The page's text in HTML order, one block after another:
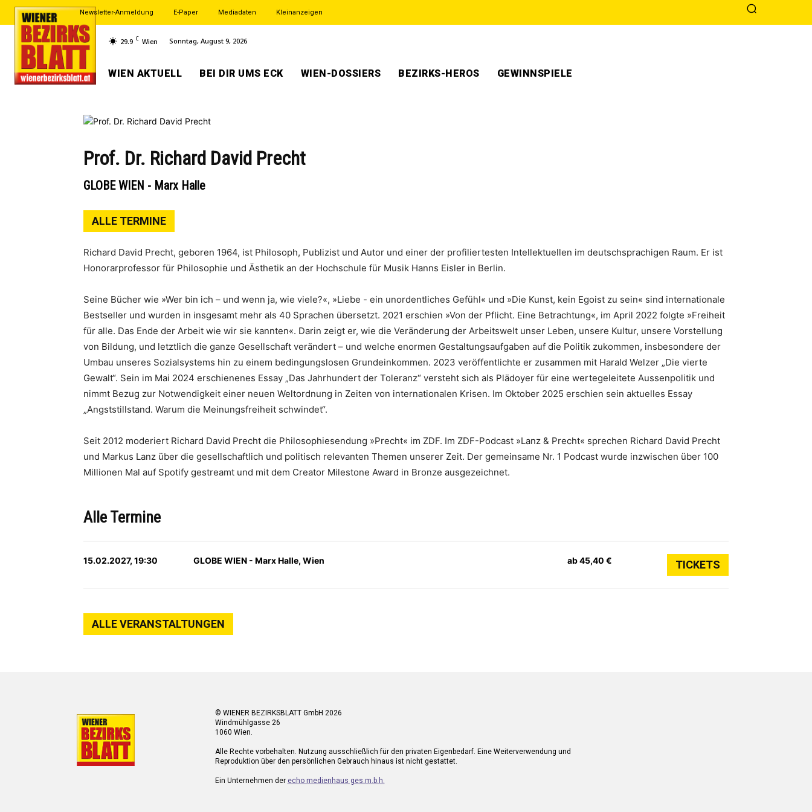
Newsletter-Anmeldung E-Paper Mediadaten Kleinanzeigen
29.9 C Wien Sonntag, August 9, 2026
WIEN AKTUELL BEI DIR UMS ECK WIEN-DOSSIERS BEZIRKS-HEROS GEWINNSPIELE
Prof. Dr. Richard David Precht
GLOBE WIEN - Marx Halle
ALLE TERMINE
Richard David Precht, geboren 1964, ist Philosoph, Publizist und Autor und einer der profiliertesten Intellektuellen im deutschsprachigen Raum. Er ist
Honorarprofessor für Philosophie und Ästhetik an der Hochschule für Musik Hanns Eisler in Berlin.
Seine Bücher wie »Wer bin ich – und wenn ja, wie viele?«, »Liebe - ein unordentliches Gefühl« und »Die Kunst, kein Egoist zu sein« sind internationale
Bestseller und wurden in insgesamt mehr als 40 Sprachen übersetzt. 2021 erschien »Von der Pflicht. Eine Betrachtung«, im April 2022 folgte »Freiheit
für alle. Das Ende der Arbeit wie wir sie kannten«. Darin zeigt er, wie die Veränderung der Arbeitswelt unser Leben, unsere Kultur, unsere Vorstellung
von Bildung, und letztlich die ganze Gesellschaft verändert – und welche enormen Gestaltungsaufgaben auf die Politik zukommen, insbesondere der
Umbau unseres Sozialsystems hin zu einem bedingungslosen Grundeinkommen. 2023 veröffentlichte er zusammen mit Harald Welzer „Die vierte
Gewalt“. Sein im Mai 2024 erschienenes Essay „Das Jahrhundert der Toleranz“ versteht sich als Plädoyer für eine wertegeleitete Aussenpolitik und
nimmt Bezug zur Notwendigkeit einer neuen Weltordnung in Zeiten von internationalen Krisen. Im Oktober 2025 erschien sein aktuelles Essay
„Angststillstand. Warum die Meinungsfreiheit schwindet“.
Seit 2012 moderiert Richard David Precht die Philosophiesendung »Precht« im ZDF. Im ZDF-Podcast »Lanz & Precht« sprechen Richard David Precht
und Markus Lanz über die gesellschaftlich und politisch relevanten Themen unserer Zeit. Der gemeinsame Nr. 1 Podcast wurde inzwischen über 100
Millionen Mal auf Spotify gestreamt und mit dem Creator Milestone Award in Bronze ausgezeichnet.
Alle Termine
15.02.2027, 19:30 GLOBE WIEN - Marx Halle, Wien ab 45,40 € TICKETS
ALLE VERANSTALTUNGEN
© WIENER BEZIRKSBLATT GmbH 2026
Windmühlgasse 26
1060 Wien.
Alle Rechte vorbehalten. Nutzung ausschließlich für den privaten Eigenbedarf. Eine Weiterverwendung und
Reproduktion über den persönlichen Gebrauch hinaus ist nicht gestattet.
Ein Unternehmen der echo medienhaus ges.m.b.h.